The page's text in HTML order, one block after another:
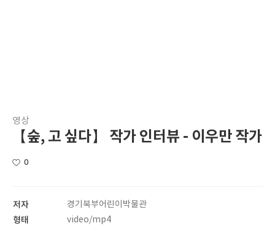
영상
【숲, 고 싶다】 작가 인터뷰 - 이우만 작가
0
저자 경기북부어린이박물관
형태 video/mp4